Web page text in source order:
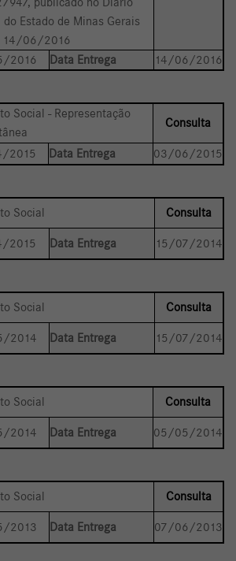
Estado de Minas Gerais
14/06/2016
2016 Data Entrega 14/06/2016
Social - Representação
Consulta
2015 Data Entrega 03/06/2015
Social Consulta
2015 Data Entrega 15/07/2014
Social Consulta
2014 Data Entrega 15/07/2014
Social Consulta
2014 Data Entrega 05/05/2014
Social Consulta
2013 Data Entrega 07/06/2013